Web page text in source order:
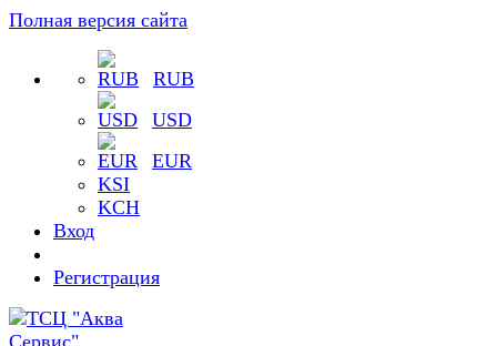
Полная версия сайта
RUB
USD
EUR
KSI
KCH
Вход
Регистрация